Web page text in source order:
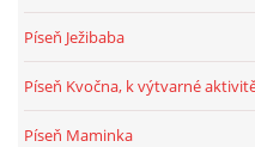
POHYBOVÉ AKTIVITY NA
Píseň Ježibaba
Píseň Kvočna, k výtvarné
Píseň Maminka